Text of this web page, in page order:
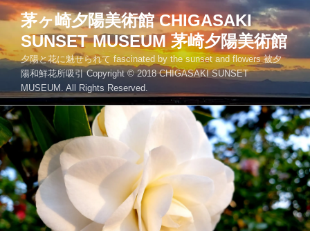
コ
ン
ン
へ
ス
キ
ッ
プ
茅ヶ崎夕陽美術館 CHIGASAKI
SUNSET MUSEUM 茅崎夕陽美術館
夕陽と花に魅せられて fascinated by the sunset and flowers 被夕
陽和鮮花所吸引 Copyright © 2018 CHIGASAKI SUNSET
MUSEUM. All Rights Reserved.